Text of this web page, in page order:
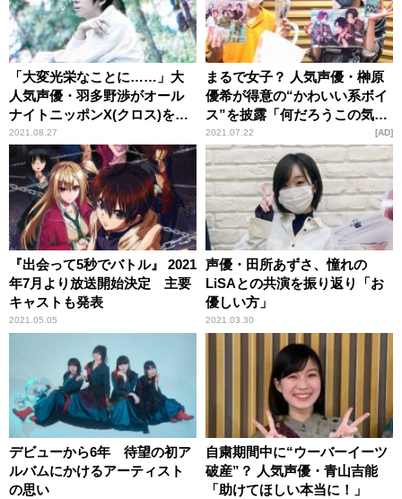
「大変光栄なことに……」大
人気声優・羽多野渉がオール
ナイトニッポンX(クロス)を担
当！ 新曲初解禁も
2021.08.27
まるで女子？ 人気声優・榊原
優希が得意の“かわいい系ボイ
ス”を披露「何だろうこの気持
ち……って男子でも思う」
2021.07.22 AD
『出会って5秒でバトル』 2021
年7月より放送開始決定 主要
キャストも発表
2021.05.05
声優・田所あずさ、憧れの
LiSAとの共演を振り返り「お
優しい方」
2021.03.30
デビューから6年 待望の初ア
ルバムにかけるアーティスト
の思い
自粛期間中に“ウーバーイーツ
破産”？ 人気声優・青山吉能
「助けてほしい本当に！」